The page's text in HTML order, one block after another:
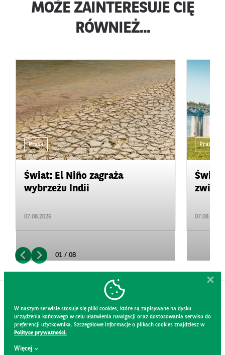
MOŻE ZAINTERESUJE CIĘ
RÓWNIEŻ...
Prasa
Świat: El Niño zagraża
wybrzeżu Indii
07.08.2026
Prasa
07.08.2026
01 / 08
W naszym serwisie stosuje się pliki cookies, które są zapisywane na dysku
urządzenia końcowego w celu ułatwienia nawigacji oraz dostosowania serwisu do
preferencji użytkownika. Szczegółowe informacje o plikach cookies znajdziesz w
Polityce prywatności.
Więcej
KONTAKT
REGULAMIN STRONY